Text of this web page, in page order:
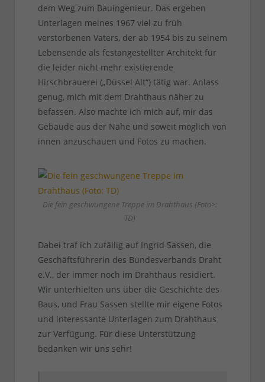
dem Weg zum Bauingenieur. Das ergeben
Unterlagen meines 1967 viel zu früh
verstorbenen Vaters, der ab 1954 bis zu seinem
Lebensende als festangestellter Architekt für
die leider nicht mehr existierende
Hirschbrauerei („Düssel Alt“) tätig war. Anlass
genug, mich mit dem Drahthaus näher zu
befassen. Also machte ich mich auf, mir das
Gebäude aus der Nähe und soweit möglich von
innen anzuschauen und Fotos zu machen.
Die fein geschwungene Treppe im Drahthaus (Foto>:
TD)
Dabei traf ich zufällig auf Ingrid Sassen, die
Geschäftsführerin des Bundesverbands Draht
e.V., der immer noch im Drahthaus residiert.
Wir unterhielten uns über die Geschichte des
Baus, und Frau Sassen stellte mir eigene Fotos
und interessante Unterlagen zum Drahthaus
zur Verfügung. Für diese Unterstützung
bedanken wir uns sehr!